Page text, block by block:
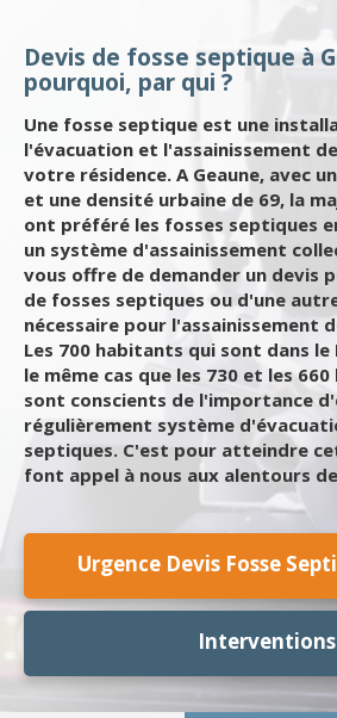
Devis de fosse septique à
pourquoi, par qui ?
Une fosse septique est une
l'évacuation et l'assainissement
votre résidence. A Geaune, avec
et une densité urbaine de 69, la
ont préféré les fosses septiques
un système d'assainissement
vous offre de demander un devis
de fosses septiques ou d'une
nécessaire pour l'assainissement
Les 700 habitants qui sont dans le
le même cas que les 730 et les
sont conscients de l'importance
régulièrement système
septiques. C'est pour atteindre
font appel à nous aux alentours
Urgence Devis Fosse
Interventions